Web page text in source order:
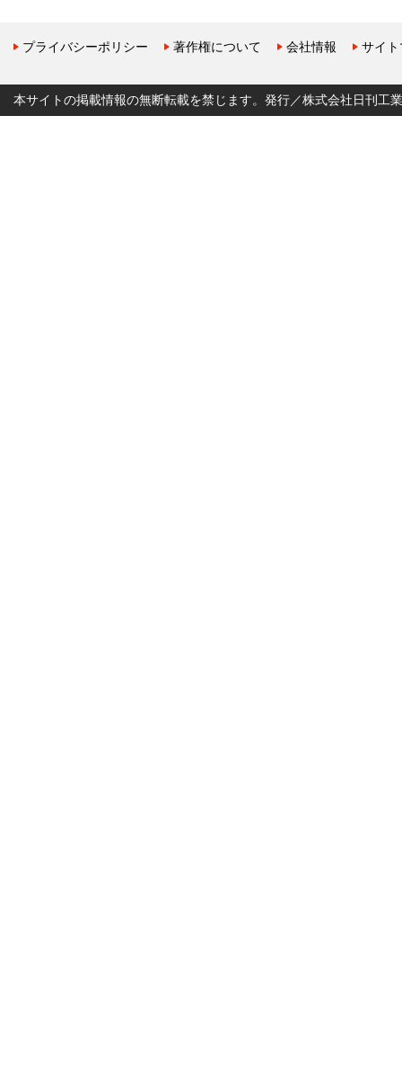
プライバシーポリシー 著作権について 会社情報 サイ
本サイトの掲載情報の無断転載を禁じます。発行／株式会社日刊